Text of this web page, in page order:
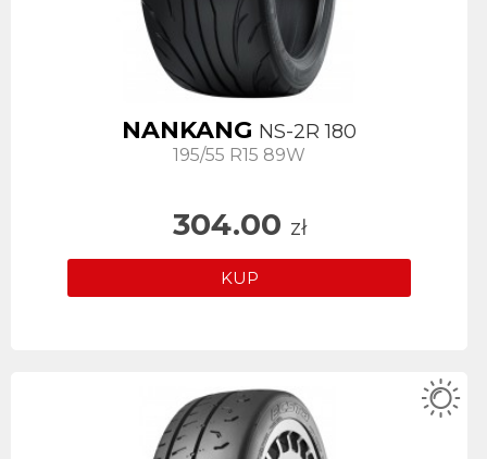
NANKANG NS-2R 180
195/55 R15 89W
304.00 zł
KUP